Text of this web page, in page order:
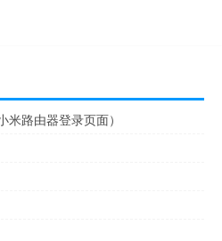
路由器登录页面）